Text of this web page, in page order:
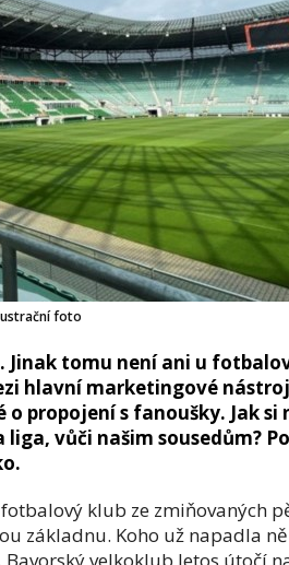
foto
Jinak tomu není ani u
hlavní marketingové
propojení s fanoušky. Jak
vůči našim sousedům?
klub ze zmiňovaných
základnu. Koho už napadla